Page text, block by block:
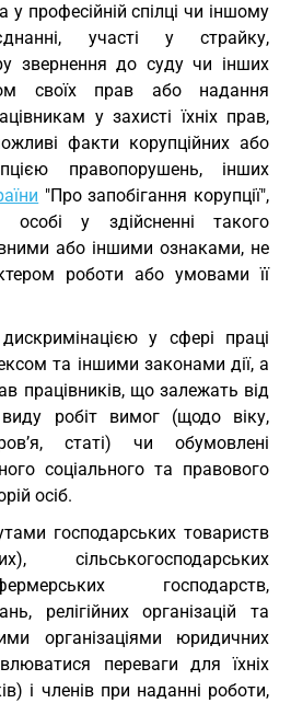
професійній спілці чи іншому
участі у страйку,
звернення до суду чи інших
своїх прав або надання
у захисті їхніх прав,
факти корупційних або
правопорушень, інших
"Про запобігання корупції",
у здійсненні такого
або іншими ознаками, не
роботи або умовами її
у сфері праці
та іншими законами дії, а
працівників, що залежать від
робіт вимог (щодо віку,
статі) чи обумовлені
соціального та правового
осіб.
господарських товариств
сільськогосподарських
господарств,
релігійних організацій та
організаціями юридичних
переваги для їхніх
і членів при наданні роботи,